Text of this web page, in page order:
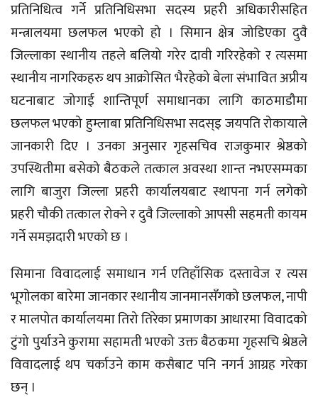
प्रतिनिधित्व गर्ने प्रतिनिधिसभा सदस्य प्रहरी अधिकारीसहित
मन्त्रालयमा छलफल भएको हो । सिमान क्षेत्र जोडिएका दुवै
जिल्लाका स्थानीय तहले बलियो गरेर दावी गरिरहेको र त्यसमा
स्थानीय नागरिकहरु थप आक्रोसित भैरहेको बेला संभावित अप्रीय
घटनाबाट जोगाई शान्तिपूर्ण समाधानका लागि काठमाडौमा
छलफल भएको हुम्लाबा प्रतिनिधिसभा सदस्इ जयपति रोकायाले
जानकारी दिए । उनका अनुसार गृहसचिव राजकुमार श्रेष्ठको
उपस्थितीमा बसेको बैठकले तत्काल अवस्था शान्त नभएसम्मका
लागि बाजुरा जिल्ला प्रहरी कार्यालयबाट स्थापना गर्न लगेको
प्रहरी चौकी तत्काल रोक्ने र दुवै जिल्लाको आपसी सहमती कायम
गर्ने समझदारी भएको छ ।
सिमाना विवादलाई समाधान गर्न एतिहाँसिक दस्तावेज र त्यस
भूगोलका बारेमा जानकार स्थानीय जानमानसँगको छलफल, नापी
र मालपोत कार्यालयमा तिरो तिरेका प्रमाणका आधारमा विवादको
टुंगो पुर्याउने कुरामा सहामती भएको उक्त बैठकमा गृहसचि श्रेष्ठले
विवादलाई थप चर्काउने काम कसैबाट पनि नगर्न आग्रह गरेका
छन् ।